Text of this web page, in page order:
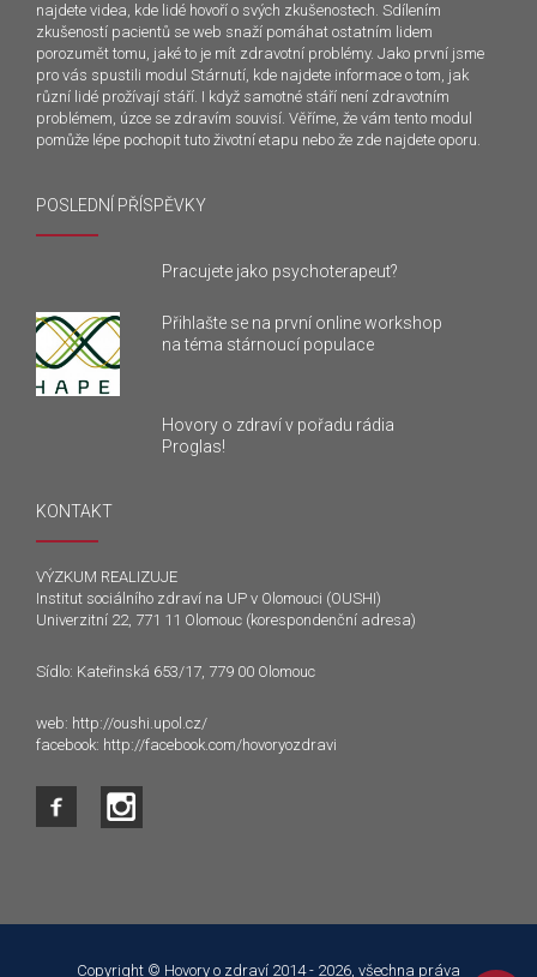
najdete videa, kde lidé hovoří o svých zkušenostech. Sdílením
zkušeností pacientů se web snaží pomáhat ostatním lidem
porozumět tomu, jaké to je mít zdravotní problémy. Jako první jsme
pro vás spustili modul Stárnutí, kde najdete informace o tom, jak
různí lidé prožívají stáří. I když samotné stáří není zdravotním
problémem, úzce se zdravím souvisí. Věříme, že vám tento modul
pomůže lépe pochopit tuto životní etapu nebo že zde najdete oporu.
POSLEDNÍ PŘÍSPĚVKY
Pracujete jako psychoterapeut?
Přihlašte se na první online workshop
na téma stárnoucí populace
Hovory o zdraví v pořadu rádia
Proglas!
KONTAKT
VÝZKUM REALIZUJE
Institut sociálního zdraví na UP v Olomouci (OUSHI)
Univerzitní 22, 771 11 Olomouc (korespondenční adresa)
Sídlo: Kateřinská 653/17, 779 00 Olomouc
web: http://oushi.upol.cz/
facebook: http://facebook.com/hovoryozdravi
Copyright © Hovory o zdraví 2014 - 2026, všechna práva
souhlasíte.